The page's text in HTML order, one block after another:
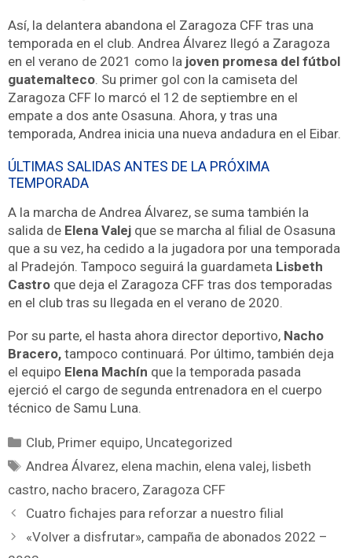
Así, la delantera abandona el Zaragoza CFF tras una
temporada en el club. Andrea Álvarez llegó a Zaragoza
en el verano de 2021 como la joven promesa del fútbol
guatemalteco. Su primer gol con la camiseta del
Zaragoza CFF lo marcó el 12 de septiembre en el
empate a dos ante Osasuna. Ahora, y tras una
temporada, Andrea inicia una nueva andadura en el Eibar.
ÚLTIMAS SALIDAS ANTES DE LA PRÓXIMA
TEMPORADA
A la marcha de Andrea Álvarez, se suma también la
salida de Elena Valej que se marcha al filial de Osasuna
que a su vez, ha cedido a la jugadora por una temporada
al Pradejón. Tampoco seguirá la guardameta Lisbeth
Castro que deja el Zaragoza CFF tras dos temporadas
en el club tras su llegada en el verano de 2020.
Por su parte, el hasta ahora director deportivo, Nacho
Bracero, tampoco continuará. Por último, también deja
el equipo Elena Machín que la temporada pasada
ejerció el cargo de segunda entrenadora en el cuerpo
técnico de Samu Luna.
Club, Primer equipo, Uncategorized
Andrea Álvarez, elena machin, elena valej, lisbeth
castro, nacho bracero, Zaragoza CFF
Cuatro fichajes para reforzar a nuestro filial
«Volver a disfrutar», campaña de abonados 2022 –